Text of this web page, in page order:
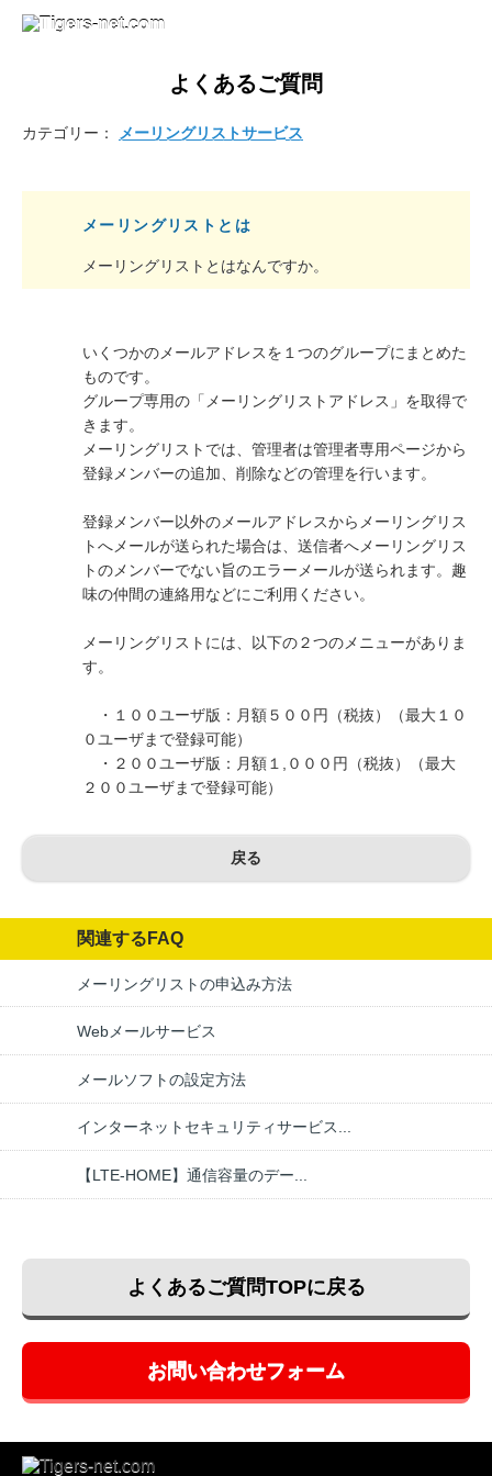
よくあるご質問
メーリングリストとは
メーリングリストとはなんですか。
カテゴリー： メーリングリストサービス
いくつかのメールアドレスを１つのグループにまとめた
ものです。
グループ専用の「メーリングリストアドレス」を取得で
きます。
メーリングリストでは、管理者は管理者専用ページから
登録メンバーの追加、削除などの管理を行います。
登録メンバー以外のメールアドレスからメーリングリス
トへメールが送られた場合は、送信者へメーリングリス
トのメンバーでない旨のエラーメールが送られます。趣
味の仲間の連絡用などにご利用ください。
メーリングリストには、以下の２つのメニューがありま
す。
・１００ユーザ版：月額５００円（税抜）（最大１０
０ユーザまで登録可能）
・２００ユーザ版：月額１,０００円（税抜）（最大
２００ユーザまで登録可能）
戻る
関連するFAQ
メーリングリストの申込み方法
Webメールサービス
メールソフトの設定方法
インターネットセキュリティサービス...
【LTE-HOME】通信容量のデー...
よくあるご質問TOPに戻る
お問い合わせフォーム